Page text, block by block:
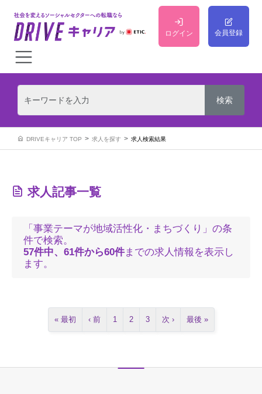
ログイン 会員登録
DRIVEキャリア TOP 求人を探す 求人検索結果
求人記事一覧
「事業テーマが地域活性化・まちづくり」の条
件で検索。
57件中、61件から60件までの求人情報を表示し
ます。
« 最初 ‹ 前 1 2 3 次 › 最後 »